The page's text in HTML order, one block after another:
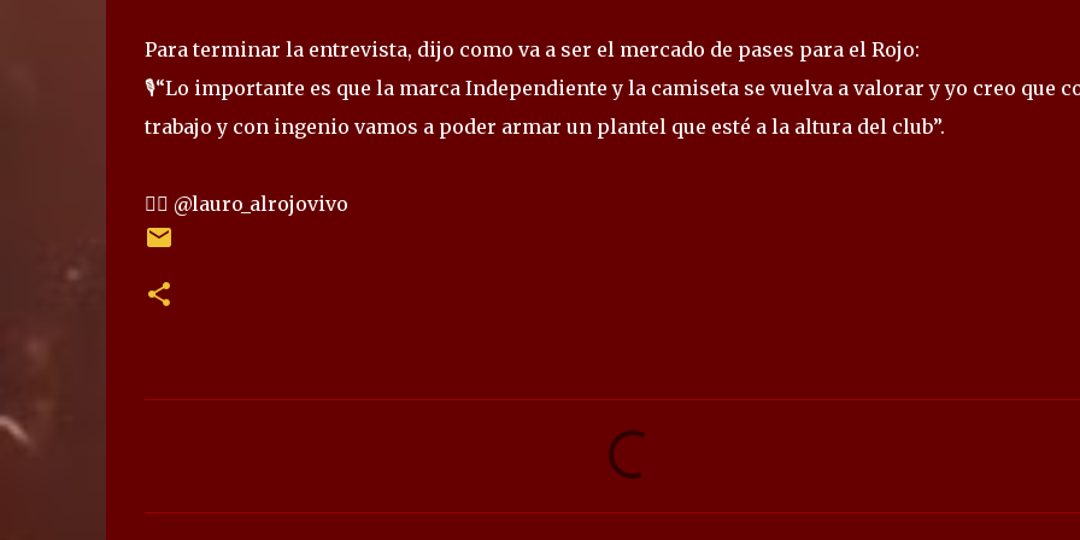
Para terminar la entrevista, dijo como va a ser el mercado de pases para el Rojo:
🎙“Lo importante es que la marca Independiente y la camiseta se vuelva a valorar y yo creo que
trabajo y con ingenio vamos a poder armar un plantel que esté a la altura del club”.
✍🏻 @lauro_alrojovivo